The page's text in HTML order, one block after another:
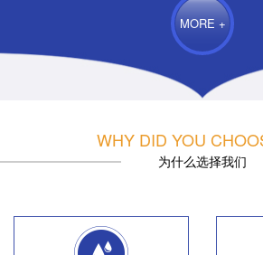
MORE +
WHY DID YOU
为什么选择我们